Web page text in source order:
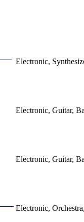
Electronic,
Electronic, Guitar,
Electronic, Guitar,
Electronic,